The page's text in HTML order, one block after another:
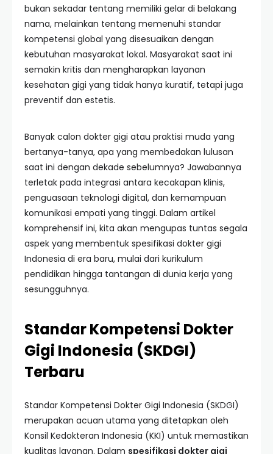
bukan sekadar tentang memiliki gelar di belakang
nama, melainkan tentang memenuhi standar
kompetensi global yang disesuaikan dengan
kebutuhan masyarakat lokal. Masyarakat saat ini
semakin kritis dan mengharapkan layanan
kesehatan gigi yang tidak hanya kuratif, tetapi juga
preventif dan estetis.
Banyak calon dokter gigi atau praktisi muda yang
bertanya-tanya, apa yang membedakan lulusan
saat ini dengan dekade sebelumnya? Jawabannya
terletak pada integrasi antara kecakapan klinis,
penguasaan teknologi digital, dan kemampuan
komunikasi empati yang tinggi. Dalam artikel
komprehensif ini, kita akan mengupas tuntas segala
aspek yang membentuk spesifikasi dokter gigi
Indonesia di era baru, mulai dari kurikulum
pendidikan hingga tantangan di dunia kerja yang
sesungguhnya.
Standar Kompetensi Dokter
Gigi Indonesia (SKDGI)
Terbaru
Standar Kompetensi Dokter Gigi Indonesia (SKDGI)
merupakan acuan utama yang ditetapkan oleh
Konsil Kedokteran Indonesia (KKI) untuk memastikan
kualitas layanan. Dalam spesifikasi dokter gigi